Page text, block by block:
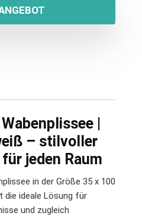
|
– stilvoller
jeden Raum
in der Größe 35 x 100
die ideale Lösung für
und zugleich